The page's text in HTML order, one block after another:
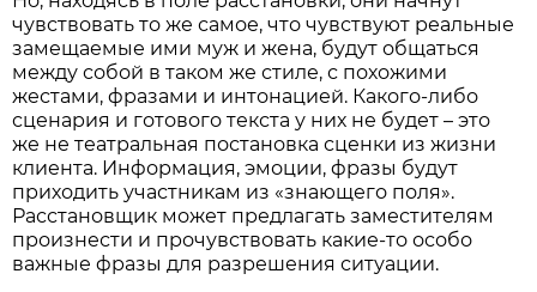
чувствовать то же самое, что чувствуют реальные
замещаемые ими муж и жена, будут общаться
между собой в таком же стиле, с похожими
жестами, фразами и интонацией. Какого-либо
сценария и готового текста у них не будет – это
же не театральная постановка сценки из жизни
клиента. Информация, эмоции, фразы будут
приходить участникам из «знающего поля».
Расстановщик может предлагать заместителям
произнести и прочувствовать какие-то особо
важные фразы для разрешения ситуации.